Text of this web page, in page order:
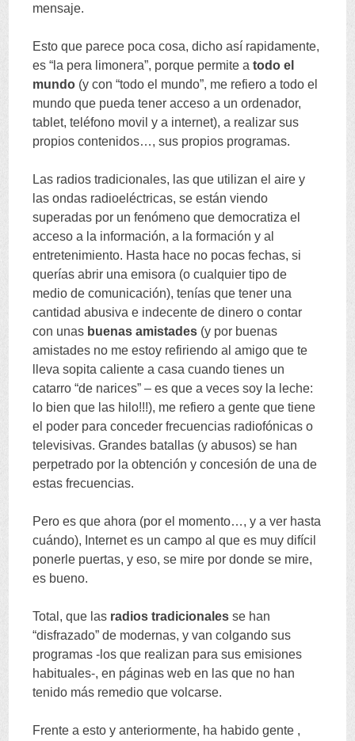
mensaje.
Esto que parece poca cosa,dicho así rapidamente,
es “ la pera limonera”, porque permite a todo el
mundo (y con “todo el mundo”, me refiero a todo el
mundo que pueda tener acceso a un ordenador,
tablet,teléfono movil y a internet),a realizar sus
propios contenidos…,sus propios programas.
Las radios tradicionales, las que utilizan el aire y
las ondas radioeléctricas,se están viendo
superadas por un fenómeno que democratiza el
acceso a la información,a la formación y al
entretenimiento. Hasta hace no pocas fechas,si
querías abrir una emisora (o cualquier tipo de
medio de comunicación),tenías que tener una
cantidad abusiva e indecente de dinero o contar
con unas buenas amistades (y por buenas
amistades no me estoy refiriendo al amigo que te
lleva sopita caliente a casa cuando tienes un
catarro “de narices” –es que a veces soy la leche:
lo bien que las hilo!!!), me refiero a gente que tiene
el poder para conceder frecuencias radiofónicas o
televisivas.Grandes batallas (y abusos)se han
perpetrado por la obtención y concesión de una de
estas frecuencias.
Pero es que ahora (por el momento…,y a ver hasta
cuándo), Internet es un campo al que es muy difícil
ponerle puertas,y eso,se mire por donde se mire,
es bueno.
Total ,que las radios tradicionales se han
“disfrazado”de modernas,y van colgando sus
programas -los que realizan para sus emisiones
habituales-,en páginas web en las que no han
tenido más remedio que volcarse.
Frente a esto y anteriormente, ha habido gente ,